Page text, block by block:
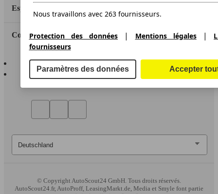
Espace Pro
Contact
AutoScout24 pour iOS
AutoScout24 pour Android
© CopyrightAutoScout24 GmbH. Tous droits réservés.
AutoScout24.fr, AutoProff, LeasingMarkt.de, Media et Smyle font partie
Nous travaillons avec 263 fournisseurs.
Protection des données | Mentions légales|
fournisseurs
Paramètres des données Accepter